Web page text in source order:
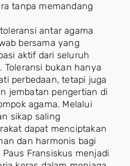
tanpa memandang
antar agama
bersama yang
aktif dari seluruh
Toleransi bukan hanya
perbedaan, tetapi juga
jembatan pengertian di
agama. Melalui
sikap saling
dapat menciptakan
dan harmonis bagi
Fransiskus menjadi